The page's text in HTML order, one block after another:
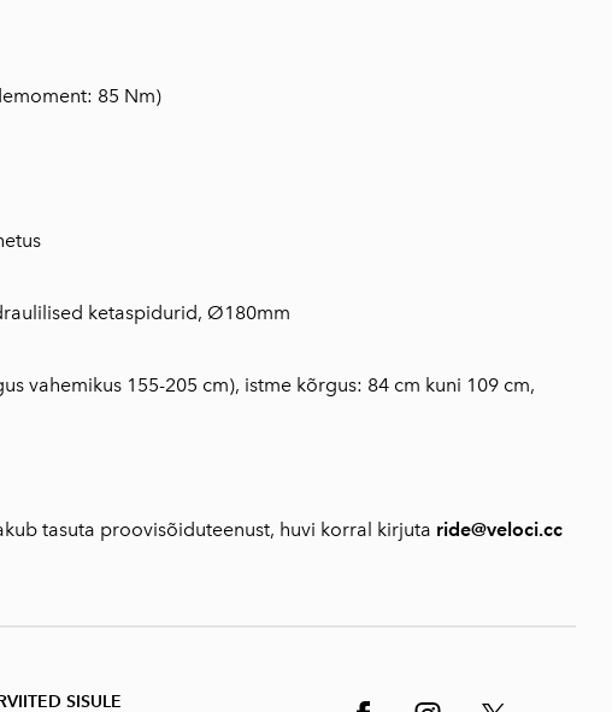
85 Nm)
ketaspidurid, Ø180mm
vahemikus 155-205 cm), istme kõrgus: 84 cm kuni 109 cm,
tasuta proovisõiduteenust, huvi korral kirjuta ride@veloci.cc
SISULE